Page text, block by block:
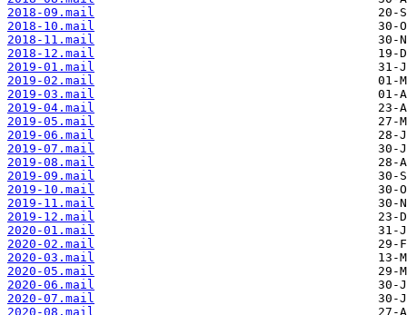
2018-09.mail
2018-10.mail
2018-11.mail
2018-12.mail
2019-01.mail
2019-02.mail
2019-03.mail
2019-04.mail
2019-05.mail
2019-06.mail
2019-07.mail
2019-08.mail
2019-09.mail
2019-10.mail
2019-11.mail
2019-12.mail
2020-01.mail
2020-02.mail
2020-03.mail
2020-05.mail
2020-06.mail
2020-07.mail
2020-08.mail